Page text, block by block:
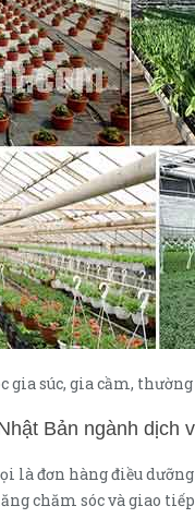
gia súc, gia cầm,
Bản ngành dịch
là đơn hàng điều
chăm sóc và giao